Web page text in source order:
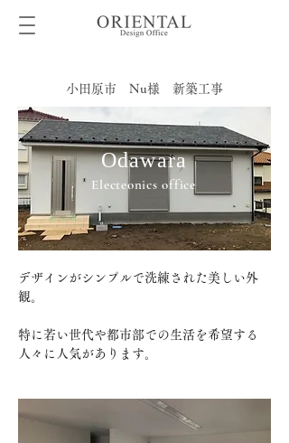
小田原市 Nu様 新築工事
Electeonics office
Odawara
デザインがシンプルで洗練された美しい外
観。
特に若い世代や都市部での生活を希望する
人々に人気があります。